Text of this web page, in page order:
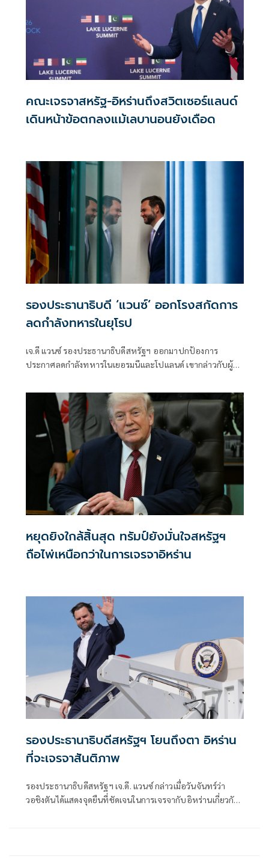
คณะเจรจาสหรัฐ-อิหร่านถึงสวิตเซอร์แลนด์
เดินหน้าข้อตกลงแม้เลบานอนยังเดือด
รองประธานาธิบดี ‘แวนซ์’ ออกโรงสกัดการ
ลดกำลังทหารในยุโรป
เจ.ดี แวนซ์ รองประธานาธิบดีสหรัฐฯ ออกมาปกป้องการ
ประกาศลดกำลังทหารในเยอรมนีและโปแลนด์ เขากล่าวกับผู้
อเมริกันทั้งหมดออกจากยุโรป” ฝ่ายบริหารในวอชิงตันต้องการ
เพียง “จัดสรรทรัพยากรใหม่เพื่อให้มั่นใจได้ถึงความมั่นคงที่ดี
ที่สุดสำหรับสหรัฐอเมริกา”
หยุดยิงใกล้สิ้นสุด ทรัมป์ยังมั่นใจสหรัฐฯ
ถือไพ่เหนือกว่าในการเจรจาอิหร่าน
รองประธานาธิบดีสหรัฐฯ โยนถึงตา อิหร่าน
ที่จะเจรจาสันติภาพ
รองประธานาธิบดีสหรัฐฯ เจ.ดี. แวนซ์ กล่าวเมื่อวันจันทร์ว่า
วอชิงตันได้แสดงจุดยืนที่ชัดเจนในการเจรจากับอิหร่านเกี่ยวกับ